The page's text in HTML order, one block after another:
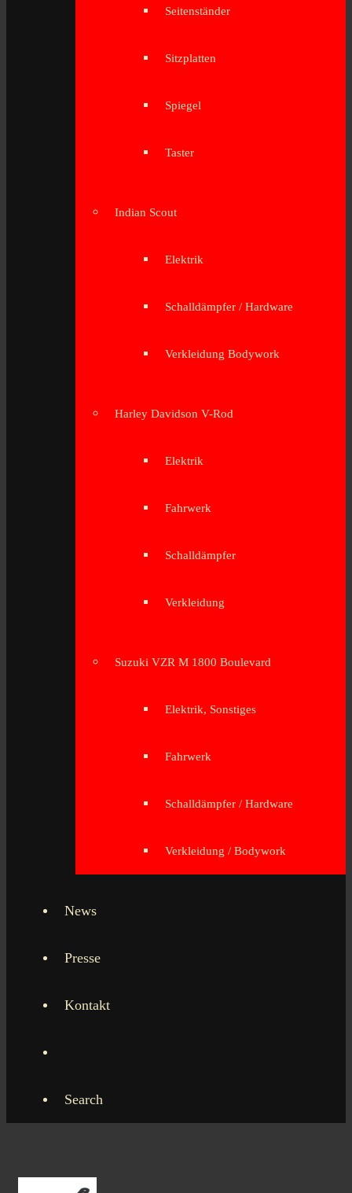
Seitenständer
Sitzplatten
Spiegel
Taster
Indian Scout
Elektrik
Schalldämpfer / Hardware
Verkleidung Bodywork
Harley Davidson V-Rod
Elektrik
Fahrwerk
Schalldämpfer
Verkleidung
Suzuki VZR M 1800 Boulevard
Elektrik, Sonstiges
Fahrwerk
Schalldämpfer / Hardware
Verkleidung / Bodywork
News
Presse
Kontakt
Search